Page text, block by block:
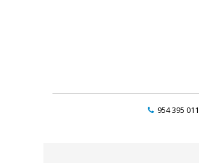
954 395 011